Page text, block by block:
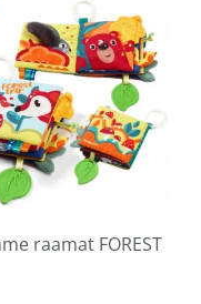
raamat FOREST